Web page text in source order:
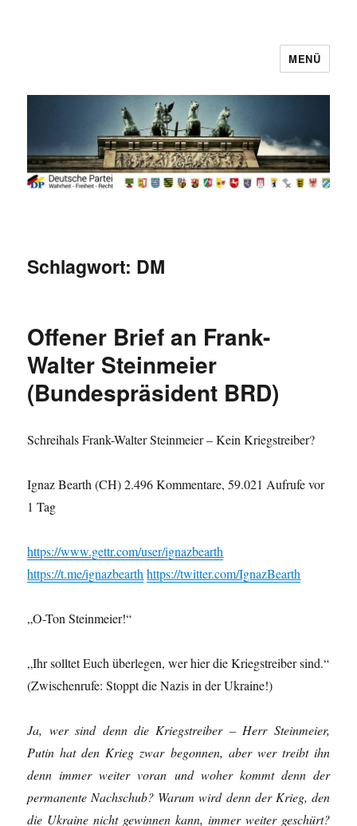
MENÜ
Schlagwort: DM
Offener Brief an Frank-
Walter Steinmeier
(Bundespräsident BRD)
Schreihals Frank-Walter Steinmeier – Kein Kriegstreiber?
Ignaz Bearth (CH) 2.496 Kommentare, 59.021 Aufrufe vor
1 Tag
https://www.gettr.com/user/ignazbearth
https://t.me/ignazbearth https://twitter.com/IgnazBearth
„O-Ton Steinmeier!“
„Ihr solltet Euch überlegen, wer hier die Kriegstreiber sind.“
(Zwischenrufe: Stoppt die Nazis in der Ukraine!)
Ja, wer sind denn die Kriegstreiber – Herr Steinmeier,
Putin hat den Krieg zwar begonnen, aber wer treibt ihn
denn immer weiter voran und woher kommt denn der
permanente Nachschub? Warum wird denn der Krieg, den
die Ukraine nicht gewinnen kann, immer weiter geschürt?